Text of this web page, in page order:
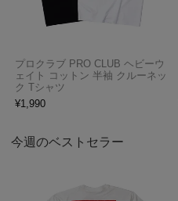
プロクラブ PRO CLUB ヘビーウ
ェイト コットン 半袖 クルーネッ
ク Tシャツ
¥1,990
今週のベストセラー